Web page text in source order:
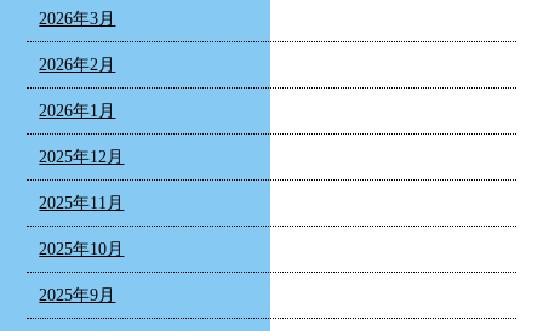
2026年3月
2026年2月
2026年1月
2025年12月
2025年11月
2025年10月
2025年9月